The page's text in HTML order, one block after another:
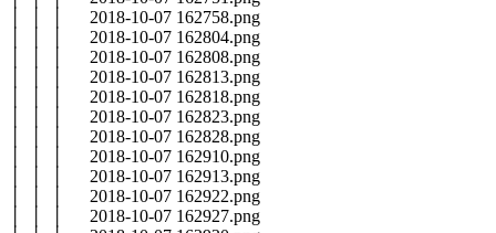
│ │ │ 2018-10-07 162758.png
│ │ │ 2018-10-07 162804.png
│ │ │ 2018-10-07 162808.png
│ │ │ 2018-10-07 162813.png
│ │ │ 2018-10-07 162818.png
│ │ │ 2018-10-07 162823.png
│ │ │ 2018-10-07 162828.png
│ │ │ 2018-10-07 162910.png
│ │ │ 2018-10-07 162913.png
│ │ │ 2018-10-07 162922.png
│ │ │ 2018-10-07 162927.png